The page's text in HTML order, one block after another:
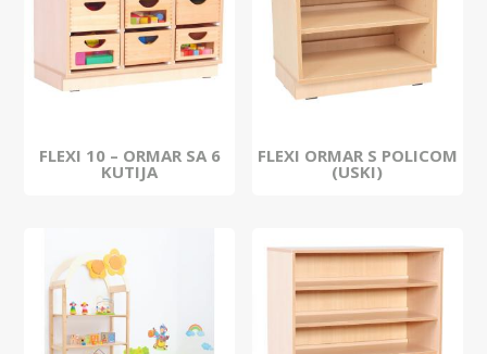
FLEXI 10 – ORMAR SA 6
KUTIJA
FLEXI ORMAR S POLICOM
(USKI)